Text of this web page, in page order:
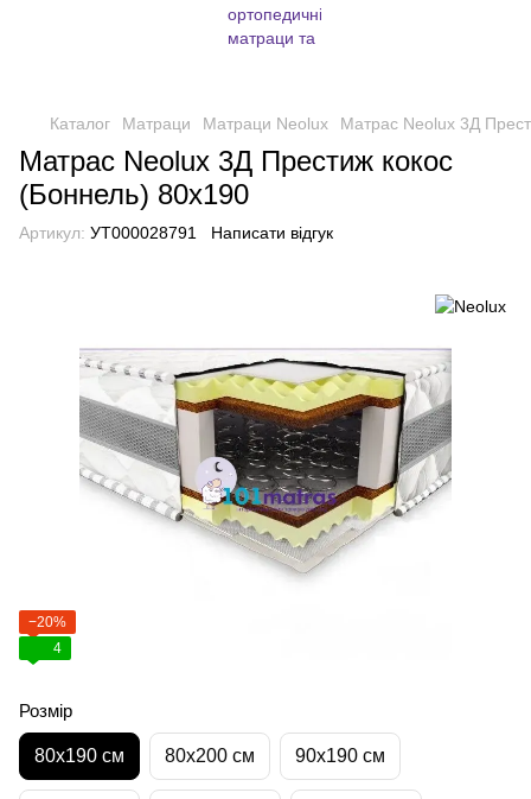
Каталог Матраци Матраци Neolux Матрас Neolux 3Д
Матрас Neolux 3Д Престиж кокос
(Боннель) 80х190
Артикул: УТ000028791 Написати відгук
−20%
4
Розмір
80х190 см 80х200 см 90х190 см